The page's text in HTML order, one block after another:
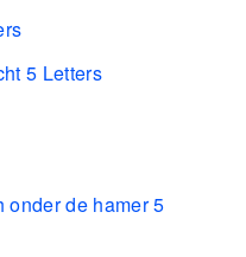
5 Letters
onder de hamer 5